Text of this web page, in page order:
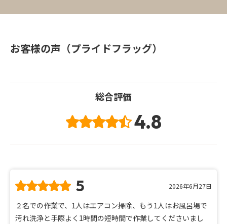
お客様の声（プライドフラッグ）
総合評価
4.8
5 2026年6月27日
２名での作業で、1人はエアコン掃除、もう1人はお風呂場で
汚れ洗浄と手際よく1時間の短時間で作業してくださいまし